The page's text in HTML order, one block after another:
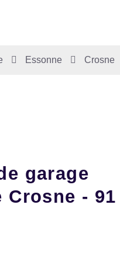
Essonne Crosne
garage
- 91